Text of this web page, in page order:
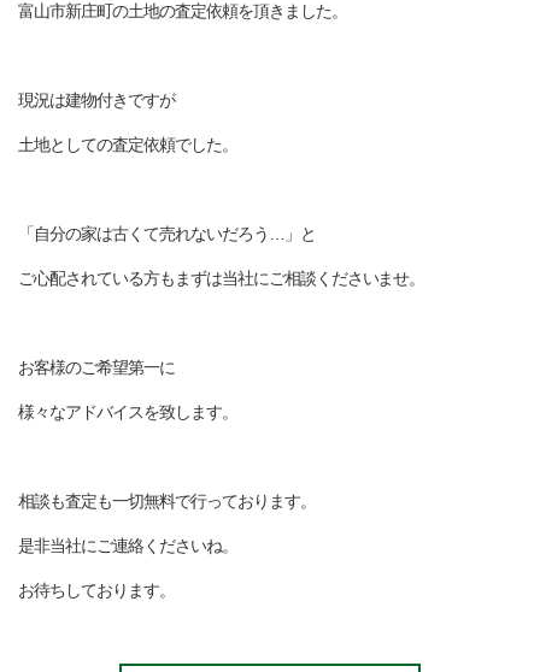
富山市新庄町の土地の査定依頼を頂きました。
現況は建物付きですが
土地としての査定依頼でした。
「自分の家は古くて売れないだろう…」と
ご心配されている方もまずは当社にご相談くださいませ。
お客様のご希望第一に
様々なアドバイスを致します。
相談も査定も一切無料で行っております。
是非当社にご連絡くださいね。
お待ちしております。